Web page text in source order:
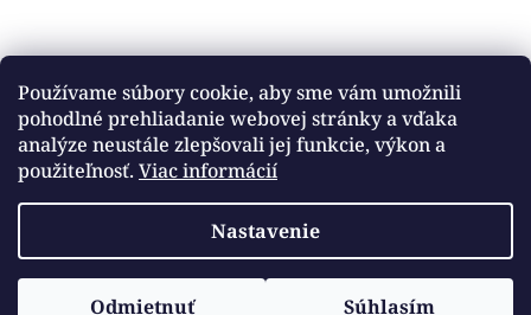
Používame súbory cookie, aby sme vám umožnili
pohodlné prehliadanie webovej stránky a vďaka
analýze neustále zlepšovali jej funkcie, výkon a
použiteľnosť. Viac informácií
Nastavenie
Odmietnuť Súhlasím
Sledovať na Instagrame
Facebook
Vytvoril ShoptetCopyright 2026 . Všetky práva vyhradené.